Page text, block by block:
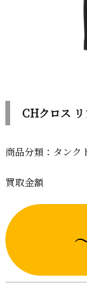
CHクロス
商品分類：タンク
買取金額